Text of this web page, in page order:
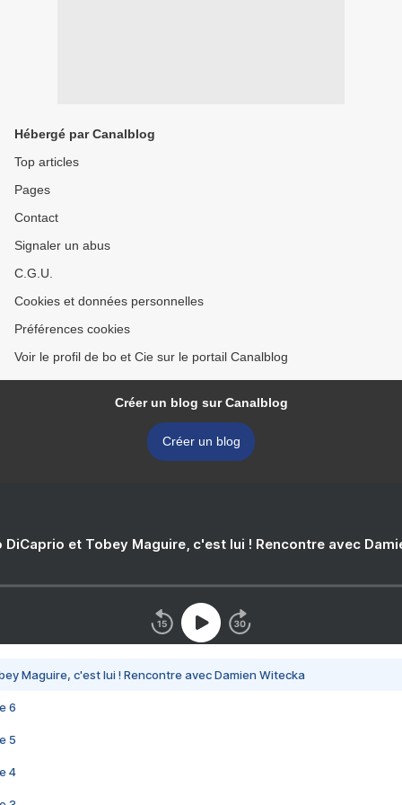
Hébergé par Canalblog
Top articles
Pages
Contact
Signaler un abus
C.G.U.
Cookies et données personnelles
Préférences cookies
Voir le profil de bo et Cie sur le portail Canalblog
Créer un blog sur Canalblog
Créer un blog
DiCaprio et Tobey Maguire, c'est lui ! Rencontre avec
Maguire, c'est lui ! Rencontre avec Damien Witecka
6
5
4